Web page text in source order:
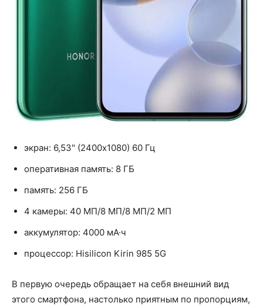
экран: 6,53" (2400x1080) 60 Гц
оперативная память: 8 ГБ
память: 256 ГБ
4 камеры: 40 МП/8 МП/8 МП/2 МП
аккумулятор: 4000 мА·ч
процессор: Hisilicon Kirin 985 5G
В первую очередь обращает на себя внешний вид
этого смартфона, настолько приятным по пропорциям,